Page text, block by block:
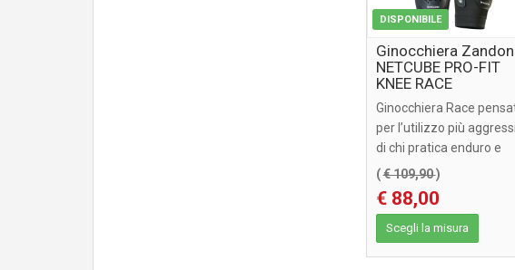
DISPONIBILE
Ginocchiera
NETCUBE PRO-FIT
KNEE RACE
Ginocchiera Race
per l’utilizzo più
di chi pratica enduro e
downhill, ...
(€ 109,90)
€ 88,00
Scegli la misura